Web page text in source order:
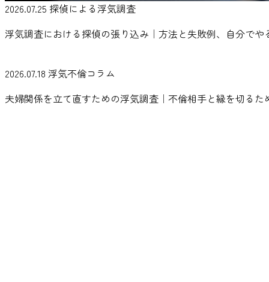
2026.07.25 探偵による浮気調査
浮気調査における探偵の張り込み｜方法と失敗例、自分でや
2026.07.18 浮気不倫コラム
夫婦関係を立て直すための浮気調査｜不倫相手と縁を切るた